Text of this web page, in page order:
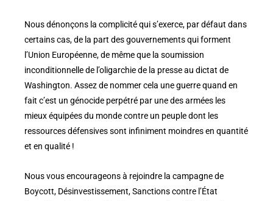
Nous dénonçons la complicité qui s’exerce, par défaut dans
certains cas, de la part des gouvernements qui forment
l’Union Européenne, de même que la soumission
inconditionnelle de l’oligarchie de la presse au dictat de
Washington. Assez de nommer cela une guerre quand en
fait c’est un génocide perpétré par une des armées les
mieux équipées du monde contre un peuple dont les
ressources défensives sont infiniment moindres en quantité
et en qualité !
Nous vous encourageons à rejoindre la campagne de
Boycott, Désinvestissement, Sanctions contre l’État